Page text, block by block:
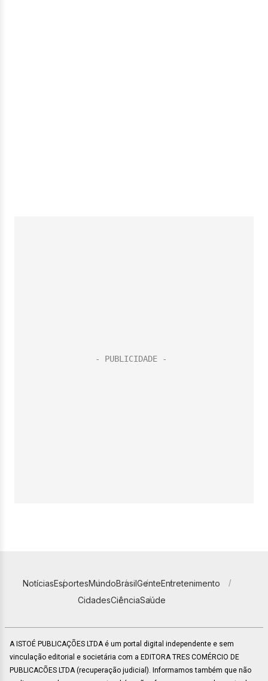
NotíciasEsportesMundoBrasilGenteEntretenimento
CidadesCiênciaSaúde
A ISTOÉ PUBLICAÇÕES LTDA é um portal digital independente e sem
vinculação editorial e societária com a EDITORA TRES COMÉRCIO DE
PUBLICACÕES LTDA (recuperação judicial). Informamos também que não